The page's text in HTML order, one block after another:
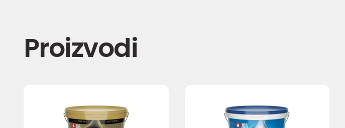
Proizvodi